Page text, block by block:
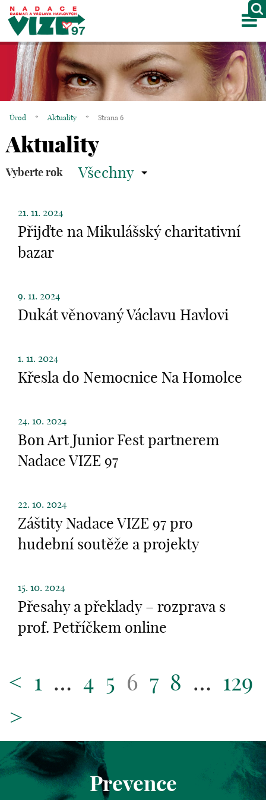
O NÁS
PROJEKTY
GALERIE
KOŠÍK
EN
Úvod * Aktuality * Strana 6
Aktuality
Vyberte rok Všechny
21. 11. 2024
Přijďte na Mikulášský charitativní
bazar
9. 11. 2024
Dukát věnovaný Václavu Havlovi
1. 11. 2024
Křesla do Nemocnice Na Homolce
24. 10. 2024
Bon Art Junior Fest partnerem
Nadace VIZE 97
22. 10. 2024
Záštity Nadace VIZE 97 pro
hudební soutěže a projekty
15. 10. 2024
Přesahy a překlady – rozprava s
prof. Petříčkem online
< 1 … 4 5 6 7 8 … 129
>
Prevence